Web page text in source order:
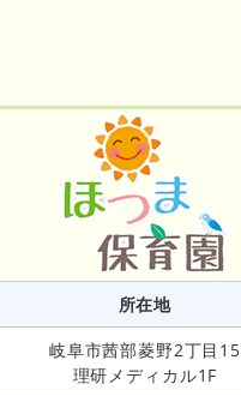
所在地
岐阜市茜部菱野2丁目15
理研メディカル1F